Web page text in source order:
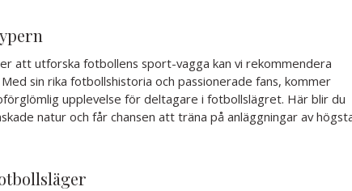
att utforska fotbollens sport-vagga kan vi rekommendera
sin rika fotbollshistoria och passionerade fans, kommer
upplevelse för deltagare i fotbollslägret. Här blir du
natur och får chansen att träna på anläggningar av